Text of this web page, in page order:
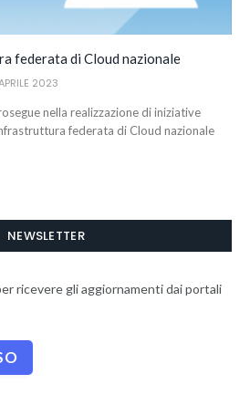
federata di Cloud nazionale
2023
nella realizzazione di iniziative
federata di Cloud nazionale
NEWSLETTER
ricevere gli aggiornamenti dai portali